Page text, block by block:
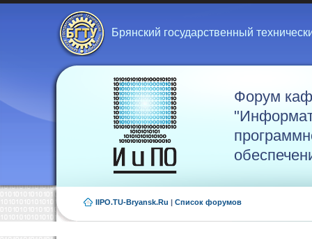
Брянский государственный
Форум
IIPO.TU-Bryansk.Ru | Список форумов